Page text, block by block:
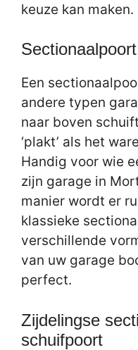
keuze kan maken.
Sectionaalpoort
Een
andere typen
naar boven
‘plakt’ als het
Handig voor wie
zijn garage in
manier wordt er
klassieke
verschillende
van uw garage
perfect.
Zijdelingse
schuifpoort